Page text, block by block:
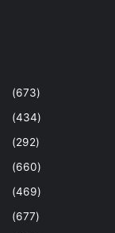
(673)
(434)
(292)
(660)
(469)
(677)